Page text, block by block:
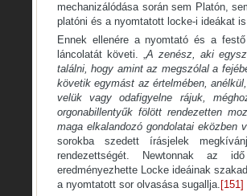
mechanizálódása során sem Platón,
platóni és a nyomtatott locke-i ideákat
Ennek ellenére a nyomtató és a
láncolatát követi. „A zenész, aki
találni, hogy amint az megszólal a
követik egymást az értelmében,
velük vagy odafigyelne rájuk,
orgonabillentyűk fölött rendezetten
maga elkalandozó gondolatai eközben
sorokba szedett írásjelek
rendezettségét. Newtonnak az
eredményezhette Locke ideáinak
a nyomtatott sor olvasása sugallja. [151]